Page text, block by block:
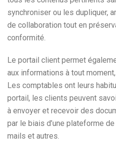
synchroniser ou les dupliquer,
de collaboration tout en
conformité.
Le portail client permet
aux informations à tout
Les comptables ont leurs
portail, les clients peuvent
à envoyer et recevoir des
par le biais d’une plateforme
mails et autres.